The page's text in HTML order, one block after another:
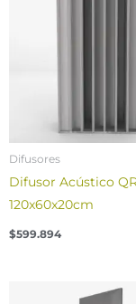
Difusores
Difusor Acústico
120x60x20cm
$599.894